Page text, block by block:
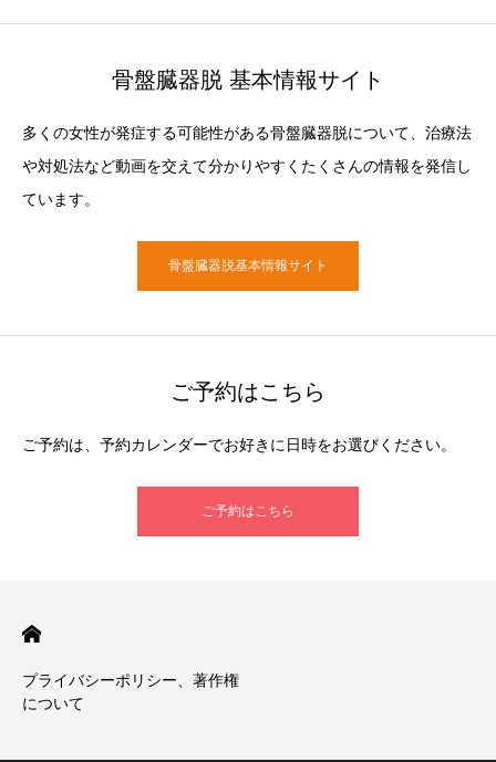
骨盤臓器脱 基本情報サイト
多くの女性が発症する可能性がある骨盤臓器脱について、治療法
や対処法など動画を交えて分かりやすくたくさんの情報を発信し
ています。
骨盤臓器脱基本情報サイト
ご予約はこちら
ご予約は、予約カレンダーでお好きに日時をお選びください。
ご予約はこちら
プライバシーポリシー、著作権
について